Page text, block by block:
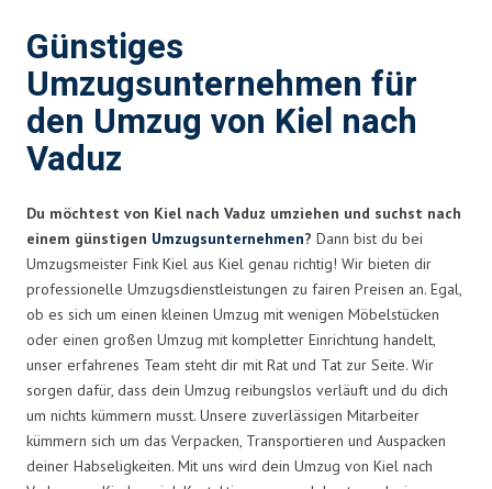
Günstiges
Umzugsunternehmen für
den Umzug von Kiel nach
Vaduz
Du möchtest von Kiel nach Vaduz umziehen und suchst nach
einem günstigen Umzugsunternehmen? Dann bist du bei
Umzugsmeister Fink Kiel aus Kiel genau richtig! Wir bieten dir
professionelle Umzugsdienstleistungen zu fairen Preisen an. Egal,
ob es sich um einen kleinen Umzug mit wenigen Möbelstücken
oder einen großen Umzug mit kompletter Einrichtung handelt,
unser erfahrenes Team steht dir mit Rat und Tat zur Seite. Wir
sorgen dafür, dass dein Umzug reibungslos verläuft und du dich
um nichts kümmern musst. Unsere zuverlässigen Mitarbeiter
kümmern sich um das Verpacken, Transportieren und Auspacken
deiner Habseligkeiten. Mit uns wird dein Umzug von Kiel nach